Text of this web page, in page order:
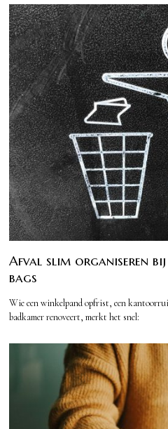
Afval slim organiseren
bags
Wie een winkelpand opfrist, een
badkamer renoveert, merkt het snel: